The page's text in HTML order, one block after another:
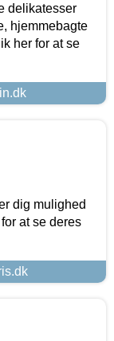
delikatesser
hjemmebagte
her for at se
dig mulighed
at se deres